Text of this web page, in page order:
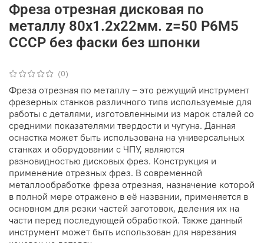
(0)
Фреза отрезная дисковая по
металлу 80х1.2х22мм. z=50 Р6М5
СССР без фаски без шпонки
Фреза отрезная по металлу – это режущий инструмент
фрезерных станков различного типа используемые для
работы с деталями, изготовленными из марок сталей со
средними показателями твердости и чугуна. Данная
оснастка может быть использована на универсальных
станках и оборудовании с ЧПУ, являются
разновидностью дисковых фрез. Конструкция и
применение отрезных фрез. В современной
металлообработке фреза отрезная, назначение которой
в полной мере отражено в её названии, применяется в
основном для резки частей заготовок, деления их на
части перед последующей обработкой. Также данный
инструмент может быть использован для нарезания